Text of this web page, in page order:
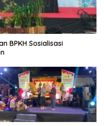
BPKH Sosialisasi